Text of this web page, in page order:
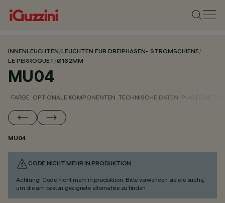
INNENLEUCHTEN/LEUCHTEN FÜR DREIPHASEN- STROMSCHIENE/
LE PERROQUET/Ø162MM
MU04
FARBE OPTIONALE KOMPONENTEN TECHNISCHE DATEN
MU04
CODE NICHT MEHR IN PRODUKTION
Achtung! Code nicht mehr in produktion. Bitte verwenden sie die suche,
um die am besten geeignete alternative zu finden.